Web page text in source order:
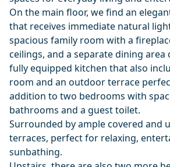
On the main floor, we find an
that receives immediate natural
spacious family room with a
ceilings, and a separate dining area
fully equipped kitchen that also
room and an outdoor terrace
addition to two bedrooms with
bathrooms and a guest toilet.
Surrounded by ample covered and
terraces, perfect for relaxing,
sunbathing.